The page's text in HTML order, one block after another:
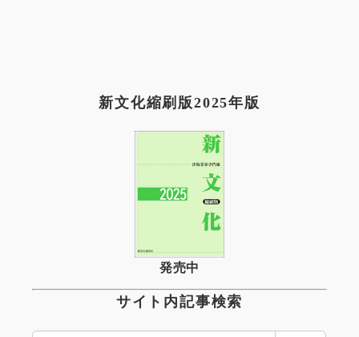
新文化縮刷版2025年版
発売中
サイト内記事検索